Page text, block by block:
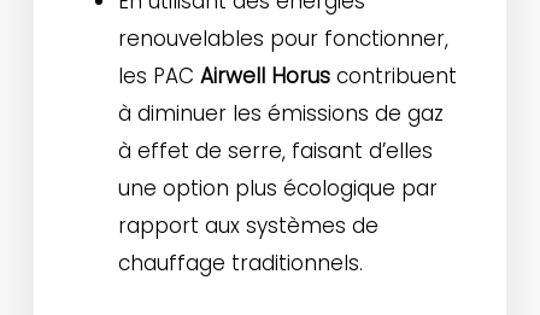
renouvelables pour fonctionner,
les PACAirwell Horus contribuent
à diminuer les émissions de gaz
à effet de serre, faisant d’elles
une option plus écologique par
rapport aux systèmes de
chauffage traditionnels.